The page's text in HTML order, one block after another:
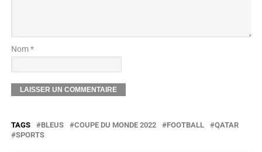
Nom *
TAGS BLEUS COUPE DU MONDE 2022 FOOTBALL
QATAR
SPORTS